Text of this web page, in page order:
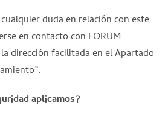
duda en relación con este
en contacto con FORUM
dirección facilitada en el Apartado
aplicamos?